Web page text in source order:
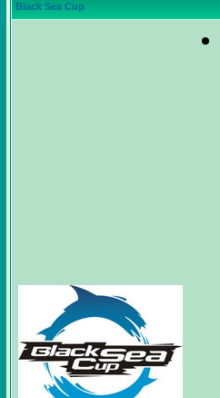
Black Sea Cup